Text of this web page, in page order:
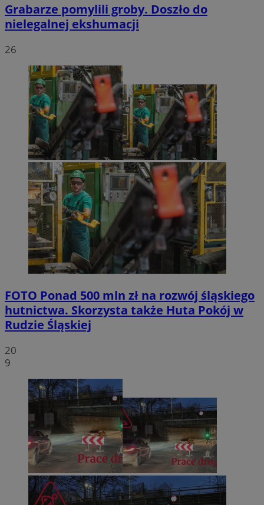
Grabarze pomylili groby. Doszło do
nielegalnej ekshumacji
26
FOTO Ponad 500 mln zł na rozwój śląskiego
hutnictwa. Skorzysta także Huta Pokój w
Rudzie Śląskiej
20
9